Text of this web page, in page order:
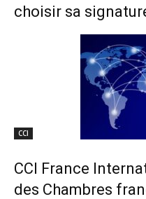
choisir sa
CCI
CCI France
des Chambres